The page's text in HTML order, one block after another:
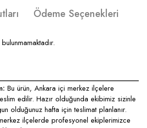
Ödeme Seçenekleri
Bu ürün, Ankara içi merkez ilçelere
edilir. Hazır olduğunda ekibimiz sizinle
olduğunuz hafta için teslimat planlanır.
ilçelerde profesyonel ekiplerimizce